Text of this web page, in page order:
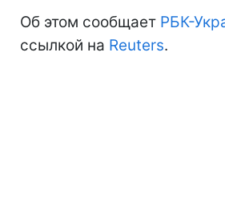
Об этом сообщает РБК-
ссылкой на Reuters.